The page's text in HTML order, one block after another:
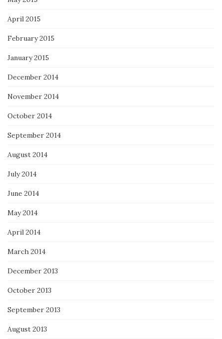
April 2015
February 2015
January 2015
December 2014
November 2014
October 2014
September 2014
August 2014
July 2014
June 2014
May 2014
April 2014
March 2014
December 2013
October 2013
September 2013
August 2013